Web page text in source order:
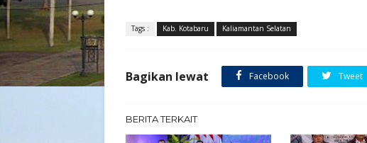
Tags : Kab. Kotabaru Kaliamantan Selatan
Bagikan lewat Facebook Tweet
BERITA TERKAIT